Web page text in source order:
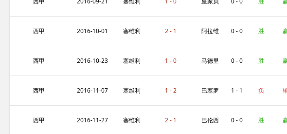
亚 蒂斯
西甲 2016-10-01 塞维利
亚
2 - 1 阿拉维
斯
0 - 0 胜
西甲 2016-10-23 塞维利
亚
1 - 0 马德里
竞技
0 - 0 胜
西甲 2016-11-07 塞维利
亚
1 - 2 巴塞罗
那
1 - 1 负
西甲 2016-11-27 塞维利 2 - 1 巴伦西 0 - 0 胜